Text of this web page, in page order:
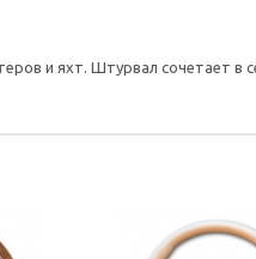
и яхт. Штурвал сочетает в